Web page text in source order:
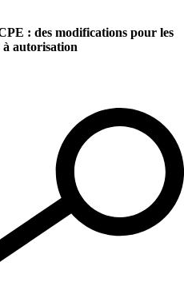
: des modifications pour les
à autorisation